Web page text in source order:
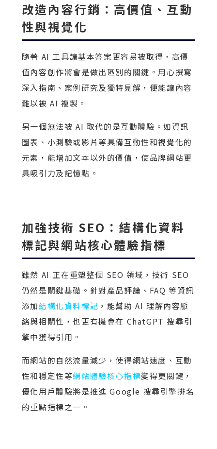
改造內容行銷：高價值、互動
性與視覺化
隨著 AI 工具讓基本答案更容易被取得 ，高價
值內容創作將會是做出區別的關鍵。用心撰寫
深入指南、案例研究及獨特見解，便能讓內容
難以被 AI 複製。
另一個無法被 AI 取代的是互動體驗。如資訊
圖表、小測驗或影片等具備互動性和視覺化的
元素，能增加文本以外的價值，使品牌網站更
具吸引力及記憶點。
加強技術 SEO： 結構化資料
標記與網站核心體驗指標
雖然 AI 正在重塑整個 SEO 領域，技術 SEO
仍然是關鍵基礎。針對產品評論、FAQ 等資訊
添加結構化資料標記 ，能幫助 AI 理解內容脈
絡與相關性，也更有機會在 ChatGPT 搜尋引
擎中獲得引用。
而網站的自然流量減少，使得網站速度、互動
性和穩定性等網站體驗核心指標變得更關鍵，
優化用戶體驗將是推進 Google 搜尋引擎排名
的重點指標之一。